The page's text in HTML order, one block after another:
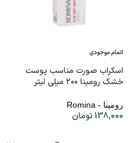
اتمام موجودی
اسکراب صورت مناسب پوست
خشک رومینا ۲۰۰ میلی لیتر
رومینا - Romina
138,000تومان